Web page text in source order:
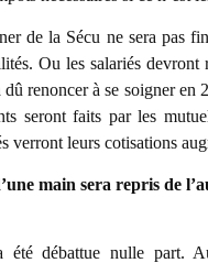
de la Sécu ne sera pas
Ou les salariés
renoncer à se soigner en
seront faits par les
verront leurs cotisations
main sera repris de
été débattue nulle part.